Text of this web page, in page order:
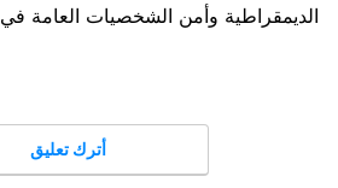
الديمقراطية وأمن الشخصيات العامة في
أترك تعليق